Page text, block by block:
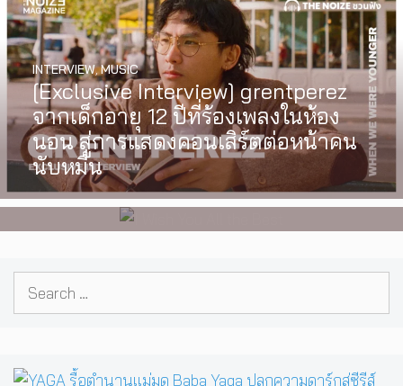
[Exclusive Interview] grentperez
จากเด็กอายุ 12 ปีที่ร้องเพลงในห้อง
นอน สู่การแสดงคอนเสิร์ตต่อหน้าคน
นับหมื่น
INTERVIEW,MUSIC
I Wish You All the Best เรื่องราวของ
วัยรุ่นนอนไบนารี่ กับครอบครัวที่เขา
เลือกได้เอง ผลงานการกำกับ
ภาพยนตร์เรื่องแรกของ Tommy
Dorfman
WATCH,LGBTQIAN+
Search